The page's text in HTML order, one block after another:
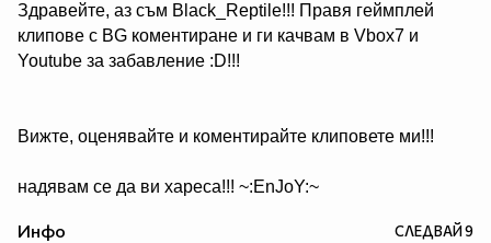
Здравейте, аз съм Black_Reptile!!! Правя геймплей
клипове с BG коментиране и ги качвам в Vbox7 и
Youtube за забавление :D!!!
Вижте, оценявайте и коментирайте клиповете ми!!!
надявам се да ви хареса!!! ~:EnJoY:~
Инфо СЛЕДВАЙ9